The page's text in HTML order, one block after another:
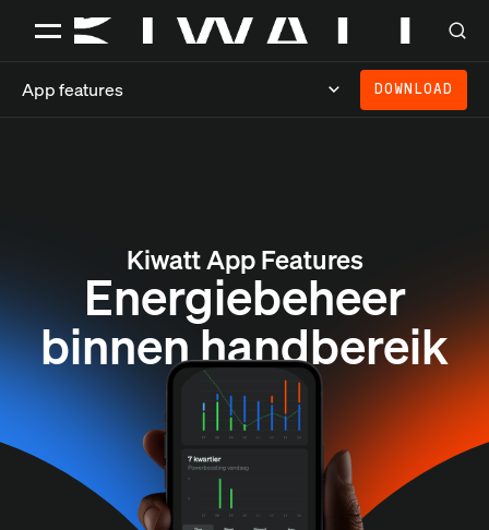
App features DOWNLOAD
Kiwatt App Features
Energiebeheer
binnen handbereik